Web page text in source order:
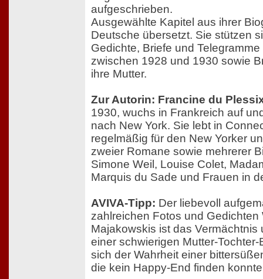
aufgeschrieben.
Ausgewählte Kapitel aus ihrer
Deutsche übersetzt. Sie stützen
Gedichte, Briefe und
zwischen 1928 und 1930 sowie
ihre Mutter.
Zur Autorin: Francine du
1930, wuchs in Frankreich auf
nach New York. Sie lebt in
regelmäßig für den New Yorker
zweier Romane sowie mehrerer
Simone Weil, Louise Colet,
Marquis du Sade und Frauen in
AVIVA-Tipp: Der liebevoll
zahlreichen Fotos und Gedichten
Majakowskis ist das Vermächtnis
einer schwierigen Mutter-
sich der Wahrheit einer
die kein Happy-End finden